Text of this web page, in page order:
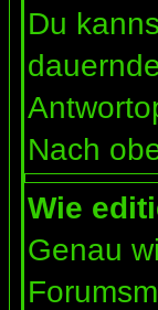
Du
Nach
Wie
Genau